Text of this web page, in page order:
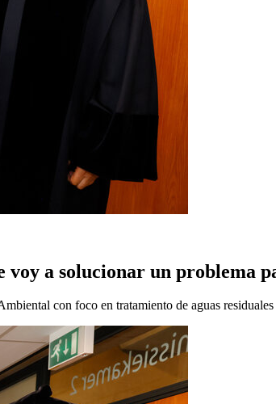
voy a solucionar un problema
con foco en tratamiento de aguas residuales